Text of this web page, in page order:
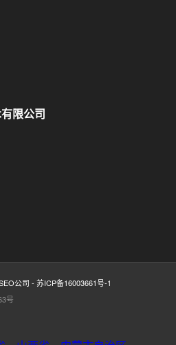
限公司
公司 - 苏ICP备16003661号-1
号